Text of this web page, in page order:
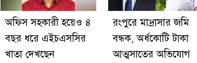
অফিস সহকারী হয়েও ৪
বছর ধরে এইচএসসির
খাতা দেখছেন
রংপুরে মাদ্রাসার জমি
বন্ধক, অর্ধকোটি টাকা
আত্মসাতের অভিযোগ